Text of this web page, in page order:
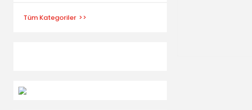
Tüm Kategoriler